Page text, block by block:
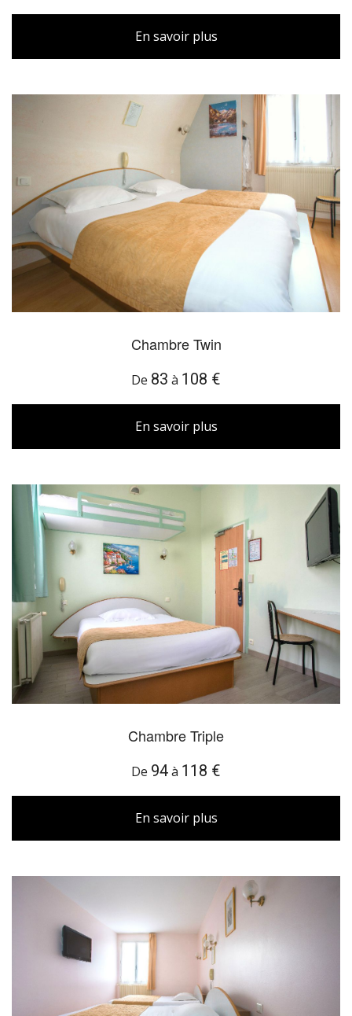
En savoir plus
Chambre Twin
De 83 à 108 €
En savoir plus
Chambre Triple
De 94à 118 €
En savoir plus